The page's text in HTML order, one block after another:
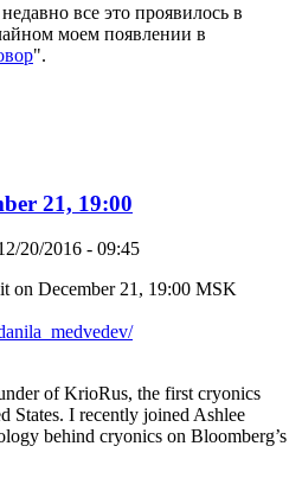
все это проявилось в
моем появлении в
".
21, 19:00
20/2016 - 09:45
on December 21, 19:00 MSK
of KrioRus, the first cryonics
States. I recently joined Ashlee
behind cryonics on Bloomberg’s